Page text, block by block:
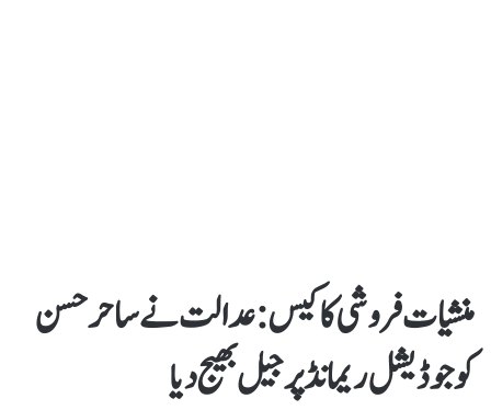
منشیات فروشی کا کیس: عدالت نے ساحر حسن
کو جوڈیشل ریمانڈ پر جیل بھیج دیا